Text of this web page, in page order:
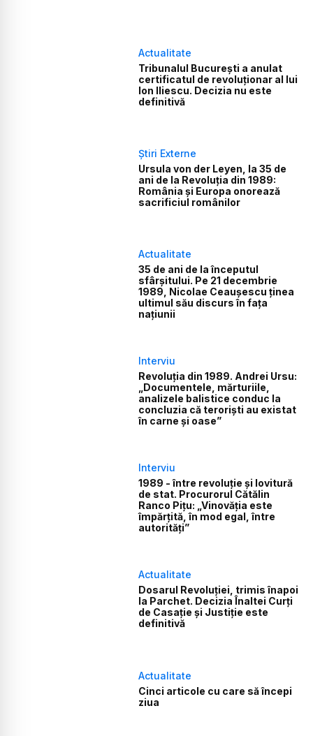
Actualitate
Tribunalul București a anulat
certificatul de revoluționar al lui
Ion Iliescu. Decizia nu este
definitivă
Știri Externe
Ursula von der Leyen, la 35 de
ani de la Revoluţia din 1989:
România şi Europa onorează
sacrificiul românilor
Actualitate
35 de ani de la începutul
sfârșitului. Pe 21 decembrie
1989, Nicolae Ceaușescu ținea
ultimul său discurs în fața
națiunii
Interviu
Revoluția din 1989. Andrei Ursu:
„Documentele, mărturiile,
analizele balistice conduc la
concluzia că teroriști au existat
în carne și oase”
Interviu
1989 - între revoluție și lovitură
de stat. Procurorul Cătălin
Ranco Pițu: „Vinovăția este
împărțită, în mod egal, între
autorități”
Actualitate
Dosarul Revoluției, trimis înapoi
la Parchet. Decizia Înaltei Curți
de Casație și Justiție este
definitivă
Actualitate
Cinci articole cu care să începi
ziua